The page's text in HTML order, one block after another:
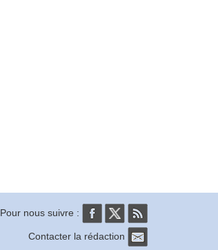
Pour nous suivre :
Contacter la rédaction